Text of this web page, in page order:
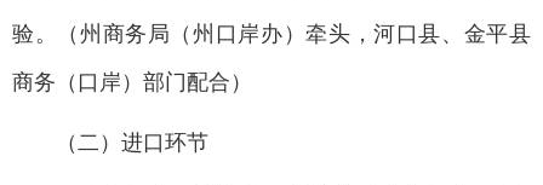
验。（州商务局（州口岸办）牵头，河口县、金平县
商务（口岸）部门配合）
（二）进口环节